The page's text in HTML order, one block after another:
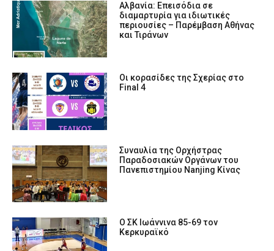
Αλβανία: Επεισόδια σε
διαμαρτυρία για ιδιωτικές
περιουσίες – Παρέμβαση Αθήνας
και Τιράνων
Οι κορασίδες της Σχερίας στο
Final 4
Συναυλία της Ορχήστρας
Παραδοσιακών Οργάνων του
Πανεπιστημίου Nanjing Κίνας
Ο ΣΚ Ιωάννινα 85-69 τον
Κερκυραϊκό